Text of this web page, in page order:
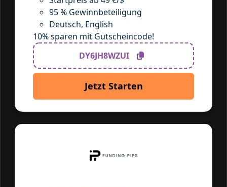
95 % Gewinnbeteiligung
Deutsch, English
10% sparen mit Gutscheincode!
DY6JH8WZUI
Jetzt Starten